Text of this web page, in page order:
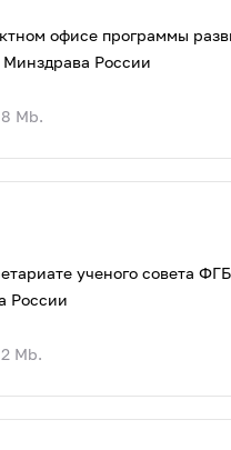
офисе программы
России
8 Mb.
ученого совета
России
2 Mb.